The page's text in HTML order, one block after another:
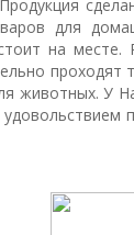
для
на месте.
животных. У